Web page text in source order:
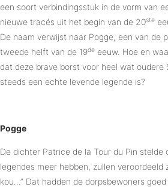
een soort verbindingsstuk in de vorm van
nieuwe tracés uit het begin van de 20ste
De naam verwijst naar Pogge, een van de
tweede helft van de 19de eeuw. Hoe en
dat deze brave borst voor heel wat oudere
steeds een echte levende legende is?
Pogge
De dichter Patrice de la Tour du Pin stelde
legendes meer hebben, zullen veroordeeld
kou…” Dat hadden de dorpsbewoners